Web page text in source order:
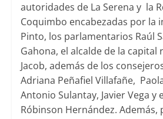
autoridades de La Serena y la
Coquimbo encabezadas por la
Pinto, los parlamentarios Raúl
Gahona, el alcalde de la capital
Jacob, además de los
Adriana Peñafiel Villafañe,
Antonio Sulantay, Javier Vega y
Róbinson Hernández.